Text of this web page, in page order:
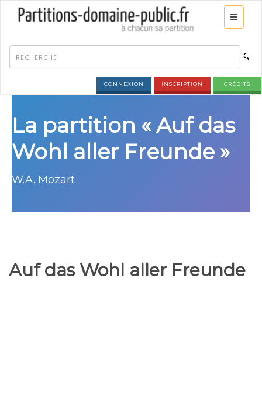
CONNEXION INSCRIPTION CRÉDITS
La partition « Auf das
Wohl aller Freunde »
W.A. Mozart
Auf das Wohl aller Freunde